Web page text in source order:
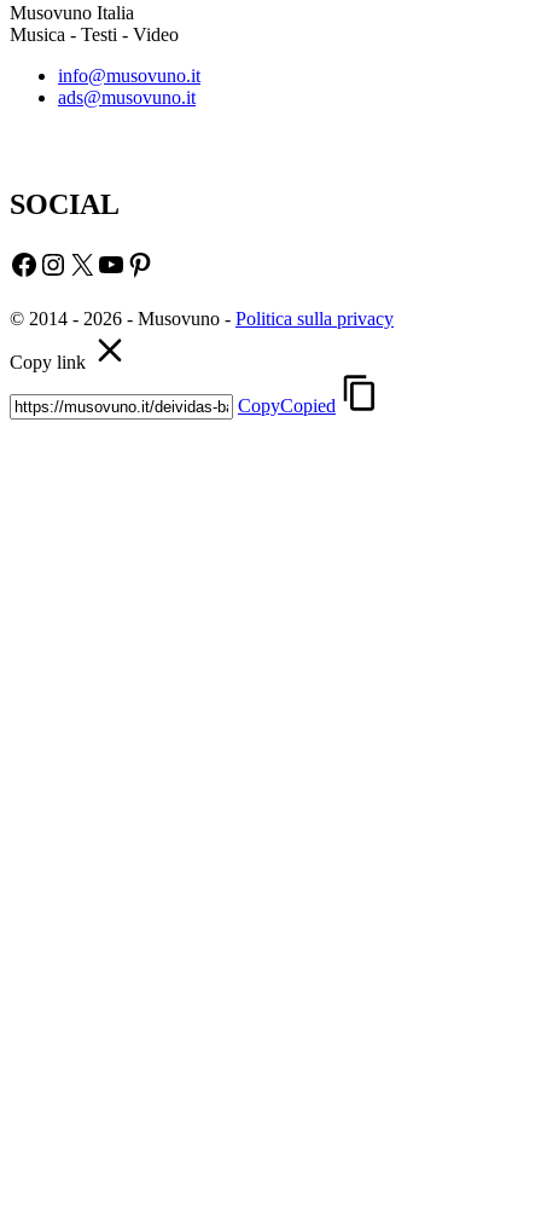
Musovuno Italia
Musica - Testi - Video
info@musovuno.it
ads@musovuno.it
SOCIAL
Facebook
Instagram
X YouTube
Pinterest
© 2014 - 2026 - Musovuno - Politica sulla privacy
Copy link
CopyCopied